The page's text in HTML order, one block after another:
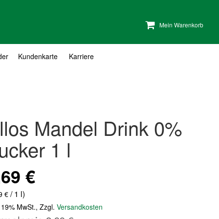
Mein Warenkorb
Kundenkarte Karriere
Mandel Drink 0%
1 l
€
€/ 1 l)
MwSt., Zzgl. Versandkosten